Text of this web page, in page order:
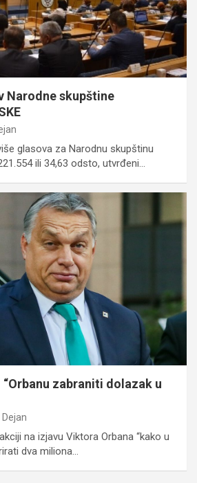
Narodne skupštine
glasova za Narodnu skupštinu
ili 34,63 odsto, utvrđeni…
zabraniti dolazak u
Dejan
na izjavu Viktora Orbana “kako u
dva miliona…